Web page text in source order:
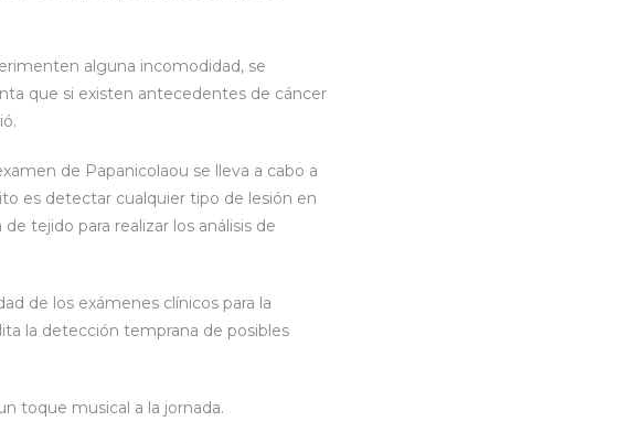
alguna incomodidad, se
que si existen antecedentes de cáncer
de Papanicolaou se lleva a cabo a
es detectar cualquier tipo de lesión en
tejido para realizar los análisis de
de los exámenes clínicos para la
la detección temprana de posibles
toque musical a la jornada.